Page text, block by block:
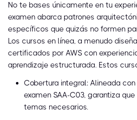
No te bases únicamente en tu
examen abarca patrones
específicos que quizás no formen
Los cursos en línea, a menudo
certificados por AWS con
aprendizaje estructurada. Estos
Cobertura integral: Alineada
examen SAA-C03, garantiza
temas necesarios.